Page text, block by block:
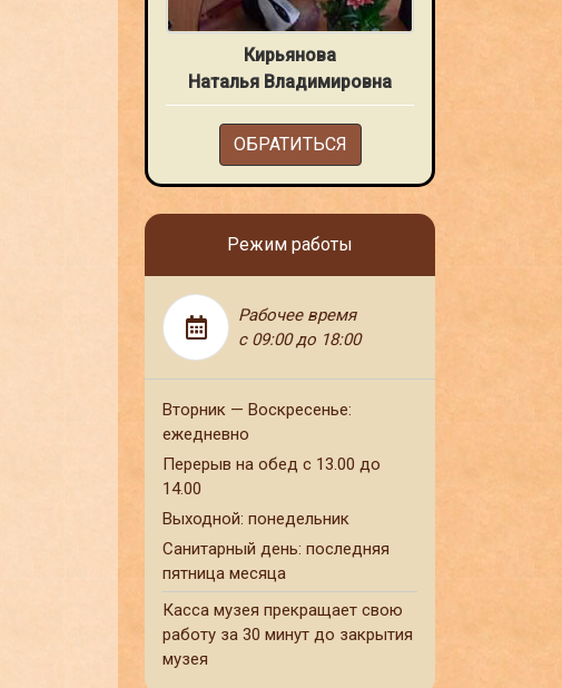
Кирьянова
Наталья Владимировна
ОБРАТИТЬСЯ
Режим работы
Рабочее время
с 09:00 до 18:00
Вторник — Воскресенье:
ежедневно
Перерыв на обед с 13.00 до
14.00
Выходной: понедельник
Санитарный день: последняя
пятница месяца
Касса музея прекращает свою
работу за 30 минут до закрытия
музея